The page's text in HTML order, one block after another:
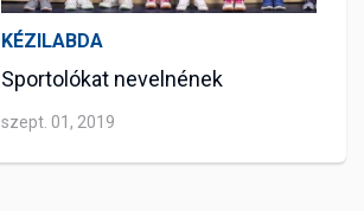
KÉZILABDA
Sportolókat nevelnének
szept. 01, 2019